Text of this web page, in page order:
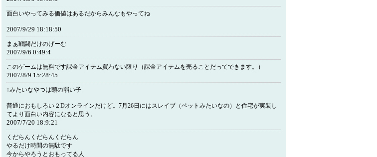
面白いやってみる価値はあるだからみんなもやってね
2007/9/29 18:18:50
まぁ戦闘だけのげーむ
2007/9/6 0:49:4
このゲームは無料です課金アイテム買わない限り（課金アイテムを売ることだってできます。）
2007/8/9 15:28:45
↑みたいなやつは頭の弱い子
普通におもしろい２Dオンラインだけど。7月26日にはスレイブ（ペットみたいなの）と住宅が実装し
てより面白い内容になると思う。
2007/7/20 18:9:21
くだらんくだらんくだらん
やるだけ時間の無駄です
今からやろうとおもってる人